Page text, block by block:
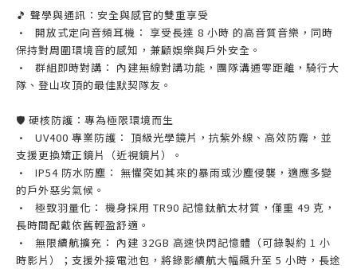
🎵 聲學與通訊：安全與感官的雙重享受
•
開放式定向音頻耳機： 享受長達 8 小時 的高音質音樂，同時
保持對周圍環境音的感知，兼顧娛樂與戶外安全。
•
群組即時對講： 內建無線對講功能，團隊溝通零距離，騎行大
隊、登山攻頂的最佳默契隊友。
🛡️ 硬核防護：專為極限環境而生
•
UV400 專業防護： 頂級光學鏡片，抗紫外線、高效防霧，並
支援更換矯正鏡片（近視鏡片）。
•
IP54 防水防塵： 無懼突如其來的暴雨或沙塵侵襲，適應多變
的戶外惡劣氣候。
•
極致羽量化： 機身採用 TR90 記憶鈦航太材質，僅重 49 克，
長時間配戴依舊輕盈舒適。
•
無限續航擴充： 內建 32GB 高速快閃記憶體（可錄製約 1 小
時影片）；支援外接電池包，將錄影續航大幅飆升至 5 小時，長途